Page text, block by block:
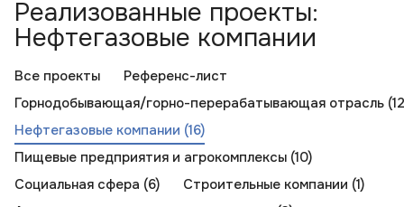
Реализованные проекты:
Нефтегазовые компании
Все проекты
Референс-лист
Горнодобывающая/горно-перерабатывающая отрасль
Нефтегазовые компании (16)
Пищевые предприятия и агрокомплексы (10)
Социальная сфера (6)
Строительные компании (1)